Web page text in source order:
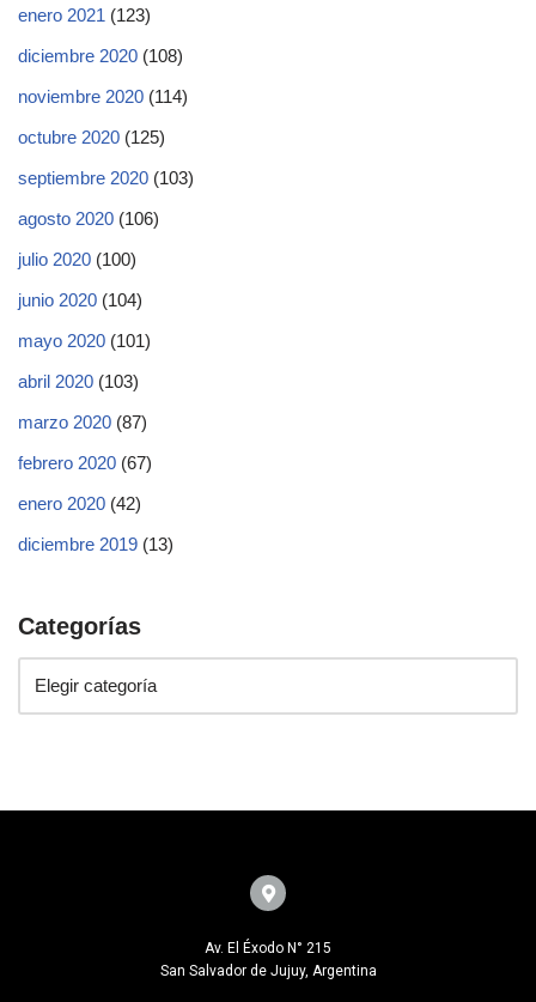
enero 2021 (123)
diciembre 2020 (108)
noviembre 2020 (114)
octubre 2020 (125)
septiembre 2020 (103)
agosto 2020 (106)
julio 2020 (100)
junio 2020 (104)
mayo 2020 (101)
abril 2020 (103)
marzo 2020 (87)
febrero 2020 (67)
enero 2020 (42)
diciembre 2019 (13)
Categorías
Av. El Éxodo N° 215
San Salvador de Jujuy, Argentina